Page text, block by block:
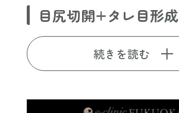
目尻切開+タレ目形成
続きを読む